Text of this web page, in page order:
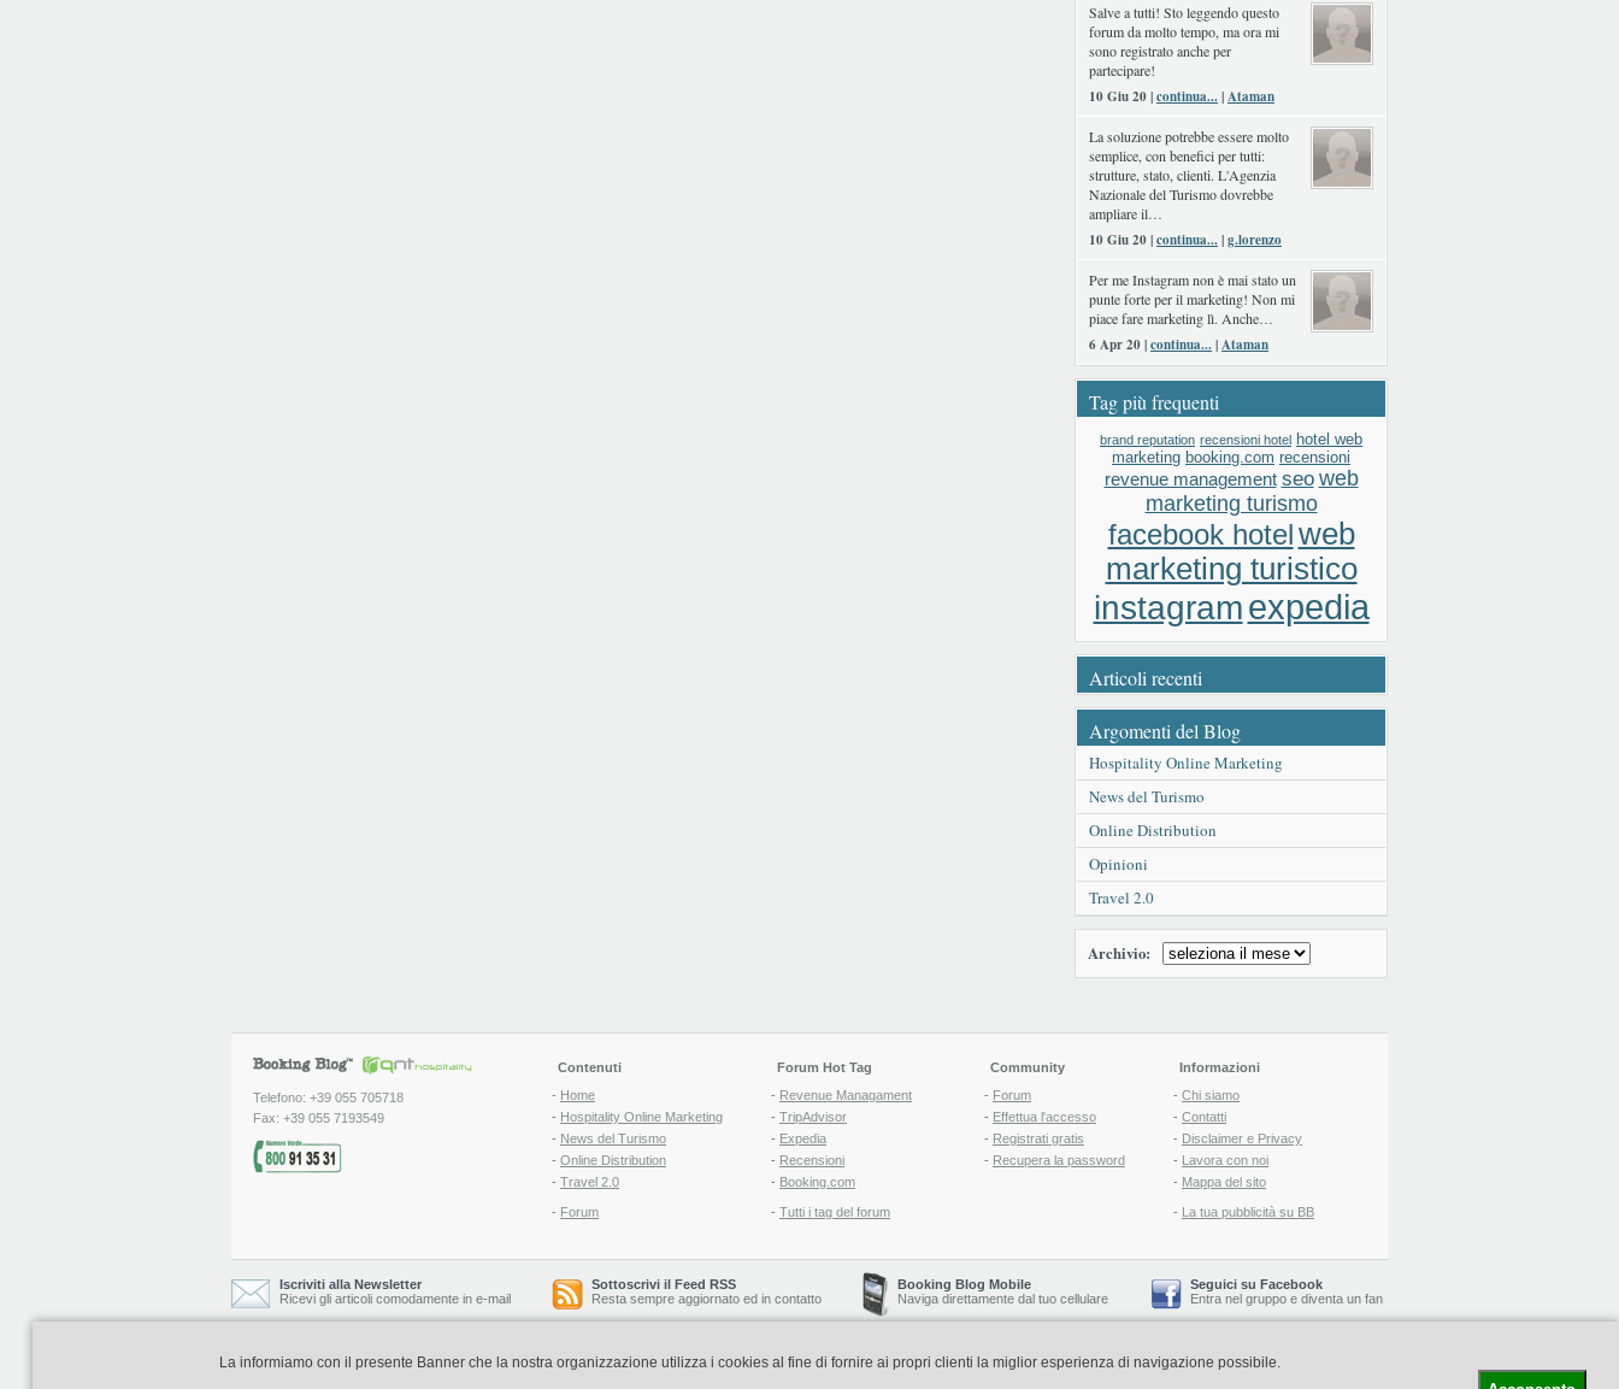
Salve a tutti! Sto leggendo questo
forum da molto tempo, ma ora mi
sono registrato anche per
partecipare!
10 Giu 20 |continua...|Ataman
La soluzione potrebbe essere molto
semplice, con benefici per tutti:
strutture, stato, clienti. L'Agenzia
Nazionale del Turismo dovrebbe
ampliare il…
10 Giu 20 |continua...|g.lorenzo
Per me Instagram non è mai stato un
punte forte per il marketing! Non mi
piace fare marketing lì. Anche…
6 Apr 20 |continua...|Ataman
Tag più frequenti
brand reputation recensioni hotel hotel web
marketing booking.com recensioni
revenue management seo web
marketing turismo
facebook hotelweb
marketing turistico
instagramexpedia
Articoli recenti
Argomenti del Blog
Hospitality Online Marketing
News del Turismo
Online Distribution
Opinioni
Travel 2.0
Archivio:
Telefono: +39 055 705718
Fax: +39 055 7193549
Contenuti
- Home
- Hospitality Online Marketing
- News del Turismo
- Online Distribution
- Travel 2.0
- Forum
Forum Hot Tag
- Revenue Managament
- TripAdvisor
- Expedia
- Recensioni
- Booking.com
- Tutti i tag del forum
Community
- Forum
- Effettua l'accesso
- Registrati gratis
- Recupera la password
Informazioni
- Chi siamo
- Contatti
- Disclaimer e Privacy
- Lavora con noi
- Mappa del sito
- La tua pubblicità su BB
Iscriviti alla Newsletter
Ricevi gli articoli comodamente in e-mail
Sottoscrivi il Feed RSS
Resta sempre aggiornato ed in contatto
Booking Blog Mobile
Naviga direttamente dal tuo cellulare
Seguici su Facebook
Entra nel gruppo e diventa un fan
Booking Blog è realizzato e curato da Copyright © 2006-2026 QNT S.r.l. Socio Unico -www.qnt.it-Booking Blog™ -Il blog del Web Marketing Turistico
La informiamo con il presente Banner che la nostra organizzazione utilizza i cookies al fine di fornire ai propri clienti la miglior esperienza di navigazione possibile.